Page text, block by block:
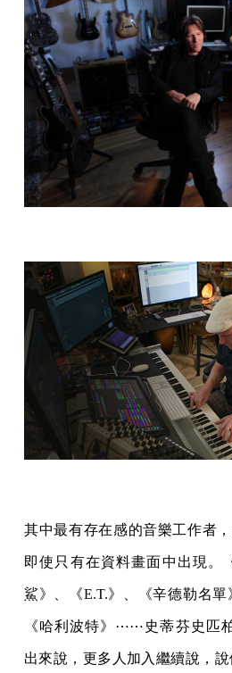
其中最有存在感的音樂工作者，
即使只有在資料畫面中出現。
鯊》、《E.T.》、《辛德勒名單
《哈利波特》⋯⋯史蒂芬史匹
出來說，更多人加入繼續說，